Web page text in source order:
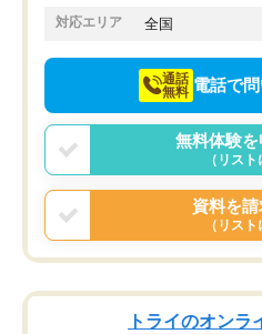
対応エリア 全国
通話
無料 電話で
無料体験
（リス
資料を
（リス
トライのオン